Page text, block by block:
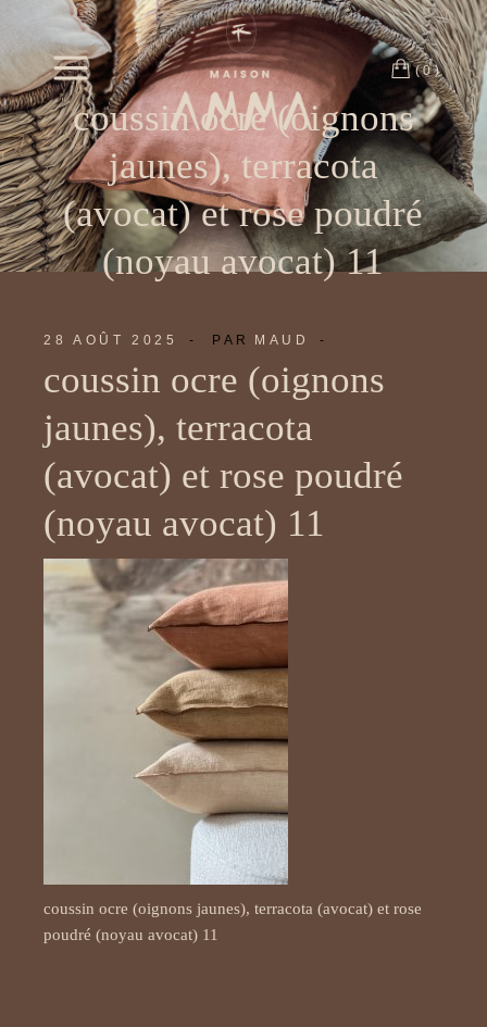
contenu
(0)
coussin ocre (oignons
jaunes), terracota
(avocat) et rose poudré
(noyau avocat) 11
28 AOÛT 2025 PAR MAUD
coussin ocre (oignons
jaunes), terracota
(avocat) et rose poudré
(noyau avocat) 11
coussin ocre (oignons jaunes), terracota (avocat) et rose
poudré (noyau avocat) 11